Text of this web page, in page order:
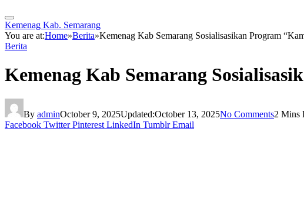
Kemenag Kab. Semarang
You are at:Home»Berita»Kemenag Kab Semarang Sosialisasikan Program
Berita
Kemenag Kab Semarang
By adminOctober 9, 2025Updated:October 13, 2025No Comments2 Mins
Facebook Twitter Pinterest LinkedIn Tumblr Email